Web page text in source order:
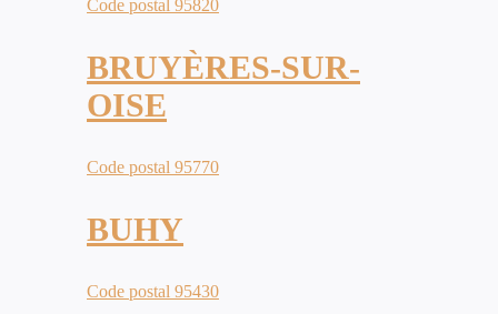
Code postal 95820
BRUYÈRES-SUR-
OISE
Code postal 95770
BUHY
Code postal 95430